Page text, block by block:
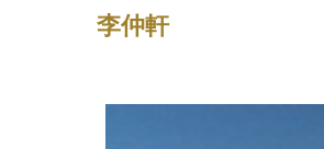
李仲軒